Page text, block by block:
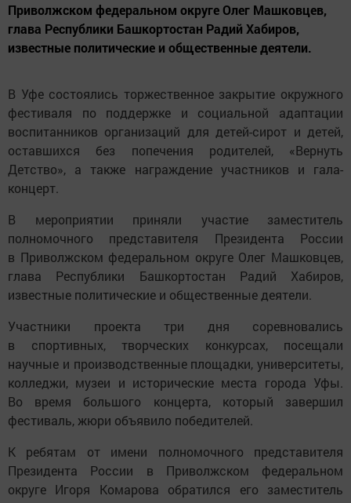
Приволжском федеральном округе Олег Машковцев,
глава Республики Башкортостан Радий Хабиров,
известные политические и общественные деятели.
В Уфе состоялись торжественное закрытие окружного
фестиваля по поддержке и социальной адаптации
воспитанников организаций для детей-сирот и детей,
оставшихся без попечения родителей, «Вернуть
Детство», а также награждение участников и гала-
концерт.
В мероприятии приняли участие заместитель
полномочного представителя Президента России
в Приволжском федеральном округе Олег Машковцев,
глава Республики Башкортостан Радий Хабиров,
известные политические и общественные деятели.
Участники проекта три дня соревновались
в спортивных, творческих конкурсах, посещали
научные и производственные площадки, университеты,
колледжи, музеи и исторические места города Уфы.
Во время большого концерта, который завершил
фестиваль, жюри объявило победителей.
К ребятам от имени полномочного представителя
Президента России в Приволжском федеральном
округе Игоря Комарова обратился его заместитель